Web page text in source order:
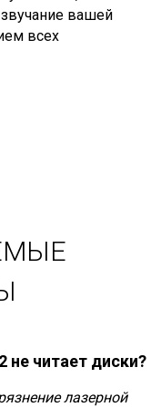
вашей
всех
не читает диски?
лазерной